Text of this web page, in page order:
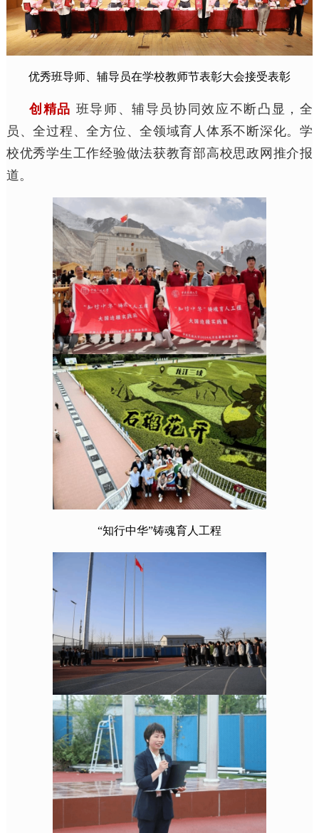
优秀班导师、辅导员在学校教师节表彰大会接受表彰
创精品 班导师、辅导员协同效应不断凸显，全
员、全过程、全方位、全领域育人体系不断深化。学
校优秀学生工作经验做法获教育部高校思政网推介报
道。
“知行中华”铸魂育人工程